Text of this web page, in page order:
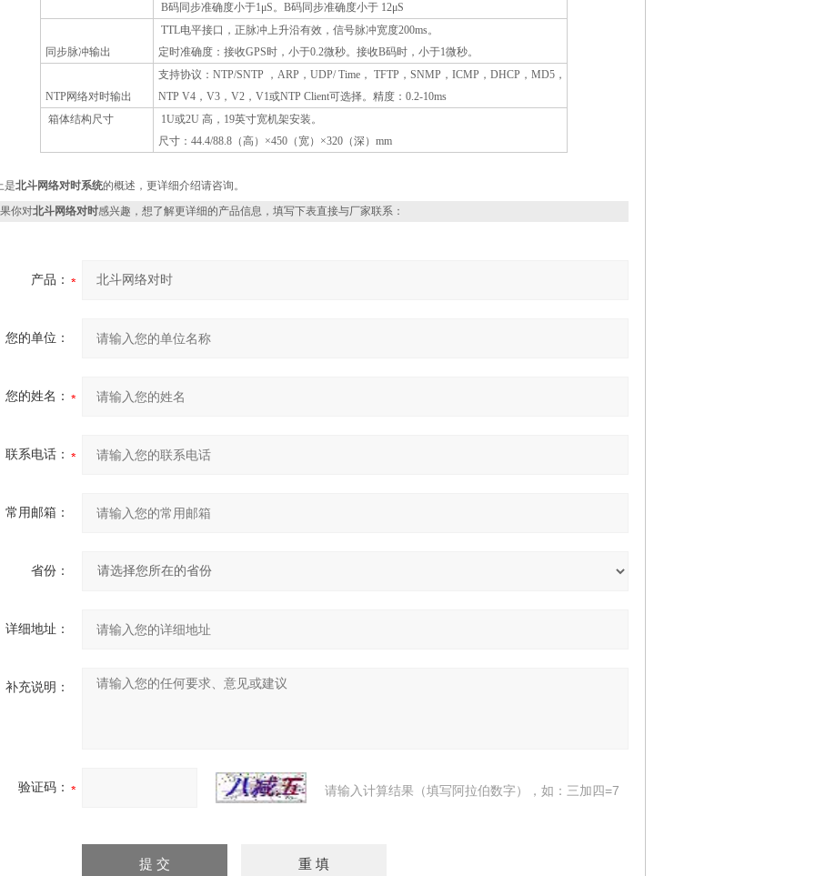
B码同步准确度小于1μS。 B码同步准确度小于12μS
同步脉冲输出
TTL电平接口，正脉冲上升沿有效，信号脉冲宽度200ms。
定时准确度：接收GPS时，小于0.2微秒。接收B码时，小于1微秒。
NTP 网络对时输出
支持协议： NTP/SNTP ， ARP ， UDP/ Time， TFTP ， SNMP ， ICMP ， DHCP ， MD5，
NTP V4， V3， V2， V1或NTP Client可选择。精度： 0.2-10ms
箱体结构尺寸
1U或2U 高， 19英寸宽机架安装。
尺寸： 44.4/88.8（高） ×450（宽） ×320（深） mm
是北斗网络对时系统的概述，更详细介绍请咨询。
你对北斗网络对时感兴趣，想了解更详细的产品信息，填写下表直接与厂家联系：
产品：
您的单位：
您的姓名：
联系电话：
常用邮箱：
省份：
详细地址：
补充说明：
验证码： 请输入计算结果（填写阿拉伯数字），如：三加四=7